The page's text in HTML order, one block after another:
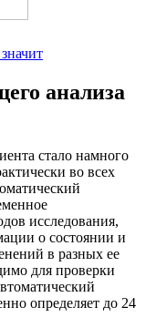
анализа
стало намного
во всех
исследования,
о состоянии и
в разных ее
для проверки
определяет до 24